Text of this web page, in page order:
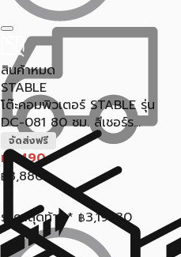
สินค้าหมด
STABLE
โต๊ะคอมพิวเตอร์ STABLE รุ่น
DC-081 80 ซม. สีเชอร์ร...
จัดส่งฟรี
฿ 3,490
฿ 3,880
ราคาสุดท้าย* ฿3,191.30